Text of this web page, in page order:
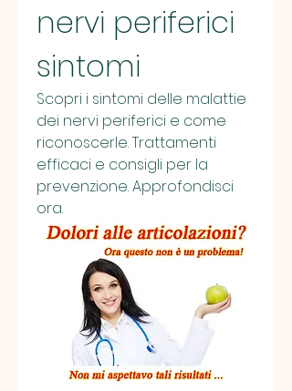
nervi periferici
sintomi
Scopri i sintomi delle malattie
dei nervi periferici e come
riconoscerle. Trattamenti
efficaci e consigli per la
prevenzione. Approfondisci
ora.